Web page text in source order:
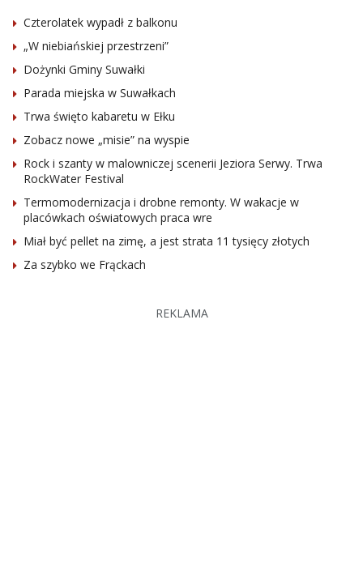
Czterolatek wypadł z balkonu
„W niebiańskiej przestrzeni”
Dożynki Gminy Suwałki
Parada miejska w Suwałkach
Trwa święto kabaretu w Ełku
Zobacz nowe „misie” na wyspie
Rock i szanty w malowniczej scenerii Jeziora Serwy. Trwa
RockWater Festival
Termomodernizacja i drobne remonty. W wakacje w
placówkach oświatowych praca wre
Miał być pellet na zimę, a jest strata 11 tysięcy złotych
Za szybko we Frąckach
REKLAMA